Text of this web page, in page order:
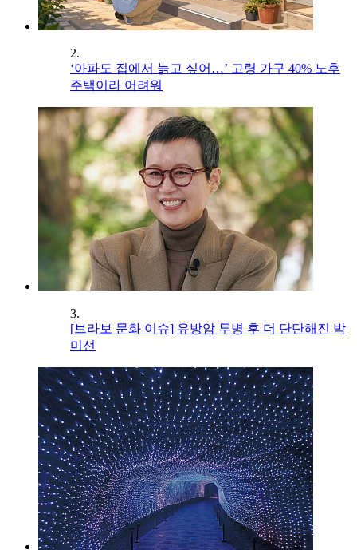
2.
‘아파도 집에서 늙고 싶어…’ 고령 가구 40% 노후
주택이라 어려워
3.
[브라보 문화 이슈] 유방암 투병 후 더 단단해진 박
미선